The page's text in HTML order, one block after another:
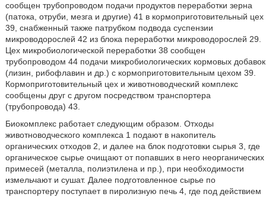
сообщен трубопроводом подачи продуктов переработки зерна
(патока, отруби, мезга и другие) 41 в кормоприготовительный цех
39, снабженный также патрубком подвода суспензии
микроводорослей 42 из блока переработки микроводорослей 29.
Цех микробиологической переработки 38 сообщен
трубопроводом 44 подачи микробиологических кормовых добавок
(лизин, рибофлавин и др.) с кормоприготовительным цехом 39.
Кормоприготовительный цех и животноводческий комплекс
сообщены друг с другом посредством транспортера
(трубопровода) 43.
Биокомплекс работает следующим образом. Отходы
животноводческого комплекса 1 подают в накопитель
органических отходов 2, и далее на блок подготовки сырья 3, где
органическое сырье очищают от попавших в него неорганических
примесей (металла, полиэтилена и пр.), при необходимости
измельчают и сушат. Далее подготовленное сырье по
транспортеру поступает в пиролизную печь 4, где под действием